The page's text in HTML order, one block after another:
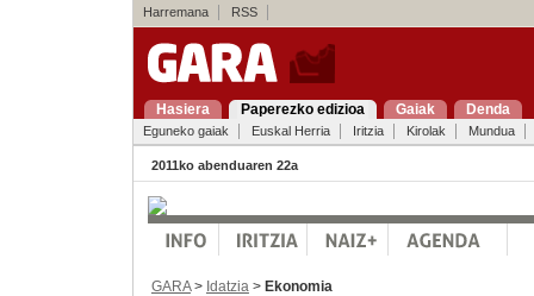
Harremana RSS
Hasiera Paperezko edizioa Gaiak Denda
Eguneko gaiak Euskal Herria Iritzia Kirolak Mundua
2011ko abenduaren 22a
GARA> Idatzia > Ekonomia